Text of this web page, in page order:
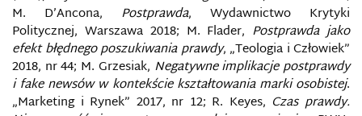
M. D’Ancona, Postprawda, Wydawnictwo Krytyki
Politycznej, Warszawa 2018; M. Flader, Postprawda jako
efekt błędnego poszukiwania prawdy, „Teologia i Człowiek”
2018, nr 44; M. Grzesiak, Negatywne implikacje postprawdy
i fake newsów w kontekście kształtowania marki osobistej.
„Marketing i Rynek” 2017, nr 12; R. Keyes, Czas prawdy.
OPERACJE PSYCHOLOGICZNE
OPERACJE WOJSKOWEJ DEZINFORMACJI
OPINIA PUBLICZNA